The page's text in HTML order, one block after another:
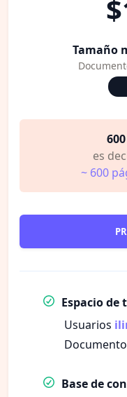
Tamaño
es
~ 600
Espacio
Usuarios
Base de